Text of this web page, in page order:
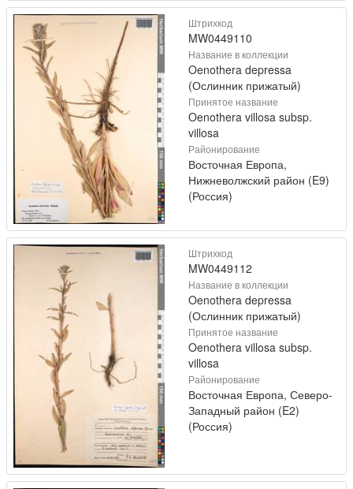
Штрихкод
MW0449110
Название в коллекции
Oenothera depressa
(Ослинник прижатый)
Принятое название
Oenothera villosa subsp.
villosa
Районирование
Восточная Европа,
Нижневолжский район (E9)
(Россия)
Штрихкод
MW0449112
Название в коллекции
Oenothera depressa
(Ослинник прижатый)
Принятое название
Oenothera villosa subsp.
villosa
Районирование
Восточная Европа, Северо-
Западный район (E2)
(Россия)